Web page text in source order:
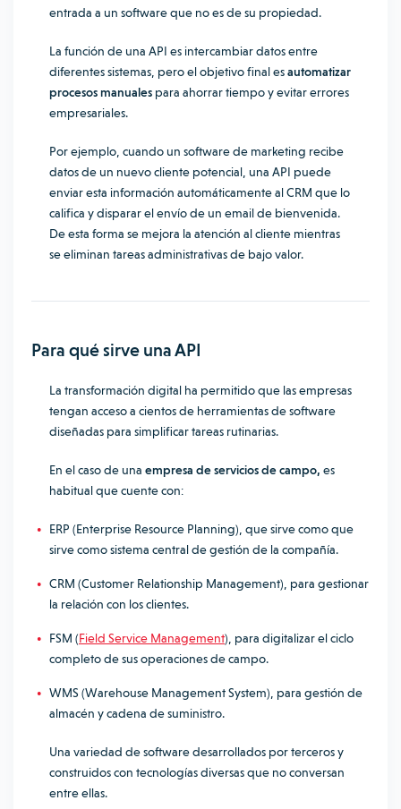
entrada a un software que no es de su propiedad.
La función de una API es intercambiar datos entre
diferentes sistemas, pero el objetivo final esautomatizar
procesos manuales para ahorrar tiempo y evitar errores
empresariales.
Por ejemplo, cuando un software de marketing recibe
datos de un nuevo cliente potencial, una API puede
enviar esta información automáticamente al CRM que lo
califica y disparar el envío de un email de bienvenida.
De esta forma se mejora la atención al cliente mientras
se eliminan tareas administrativas de bajo valor.
Para qué sirve una API
La transformación digital ha permitido que las empresas
tengan acceso a cientos de herramientas de software
diseñadas para simplificar tareas rutinarias.
En el caso de una empresa de servicios de campo, es
habitual que cuente con:
ERP (Enterprise Resource Planning), que sirve como que
sirve como sistema central de gestión de la compañía.
CRM (Customer Relationship Management), para gestionar
la relación con los clientes.
FSM (Field Service Management), para digitalizar el ciclo
completo de sus operaciones de campo.
WMS (Warehouse Management System), para gestión de
almacén y cadena de suministro.
Una variedad de software desarrollados por terceros y
construidos con tecnologías diversas que no conversan
entre ellas.